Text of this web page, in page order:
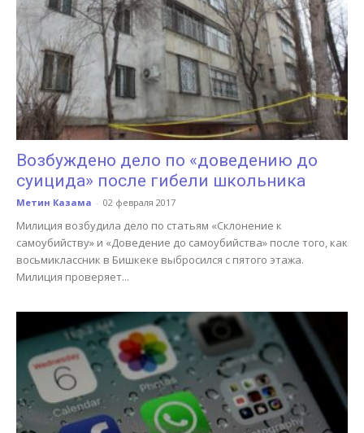
Возбуждено дело по «доведению до
суицида» после гибели школьника
Метин Казама - 02 февраля 2017
Милиция возбудила дело по статьям «Склонение к
самоубийству» и «Доведение до самоубийства» после того, как
восьмиклассник в Бишкеке выбросился с пятого этажа.
Милиция проверяет...